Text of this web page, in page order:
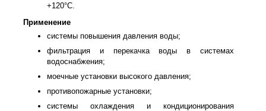
+120°С.
Применение
системы повышения давления воды;
фильтрация и перекачка воды в системах
водоснабжения;
моечные установки высокого давления;
противопожарные установки;
системы охлаждения и кондиционирования